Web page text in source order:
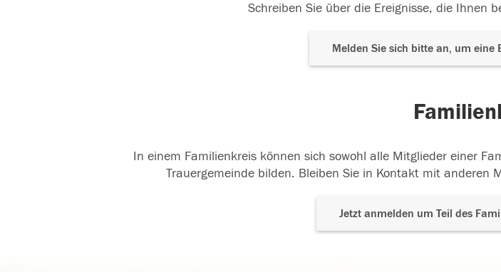
Schreiben Sie über die Ereignisse, die Ihnen
Melden Sie sich bitte an, um eine
In einem Familienkreis können sich sowohl alle Mitglieder einer
Trauergemeinde bilden. Bleiben Sie in Kontakt mit anderen
Jetzt anmelden um Teil des